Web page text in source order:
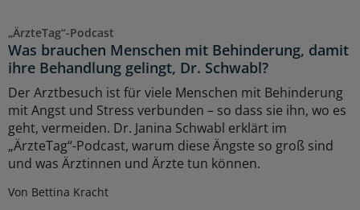
„ÄrzteTag“-Podcast
Was brauchen Menschen mit Behinderung, damit
ihre Behandlung gelingt, Dr. Schwabl?
Der Arztbesuch ist für viele Menschen mit Behinderung
mit Angst und Stress verbunden – so dass sie ihn, wo es
geht, vermeiden. Dr. Janina Schwabl erklärt im
„ÄrzteTag“-Podcast, warum diese Ängste so groß sind
und was Ärztinnen und Ärzte tun können.
Von Bettina Kracht